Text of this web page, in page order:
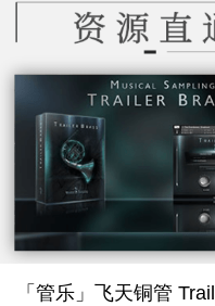
「管乐」飞天铜管